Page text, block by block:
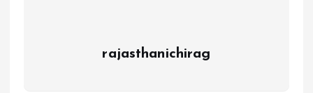
rajasthanichirag